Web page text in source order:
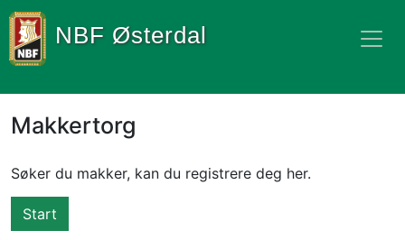
NBF Østerdal
Makkertorg
Søker du makker, kan du registrere deg her.​
Start